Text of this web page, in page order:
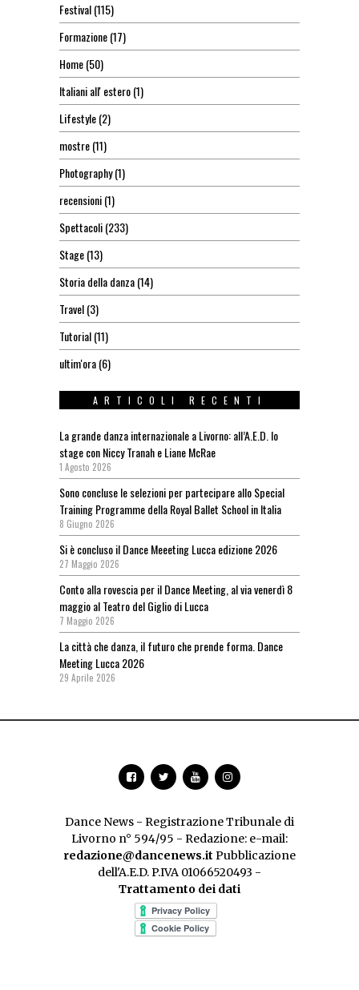
Festival(115)
Formazione(17)
Home(50)
Italiani all' estero(1)
Lifestyle(2)
mostre(11)
Photography(1)
recensioni(1)
Spettacoli(233)
Stage(13)
Storia della danza(14)
Travel(3)
Tutorial(11)
ultim'ora(6)
ARTICOLI RECENTI
La grande danza internazionale a Livorno: all’A.E.D. lo
stage con Niccy Tranah e Liane McRae
1 Agosto 2026
Sono concluse le selezioni per partecipare allo Special
Training Programme della Royal Ballet School in Italia
8 Giugno 2026
Si è concluso il Dance Meeeting Lucca edizione 2026
27 Maggio 2026
Conto alla rovescia per il Dance Meeting, al via venerdì 8
maggio al Teatro del Giglio di Lucca
7 Maggio 2026
La città che danza, il futuro che prende forma. Dance
Meeting Lucca 2026
29 Aprile 2026
Dance News - Registrazione Tribunale di
Livorno n° 594/95 - Redazione: e-mail:
redazione@dancenews.it Pubblicazione
dell'A.E.D. P.IVA 01066520493 -
Trattamento dei dati